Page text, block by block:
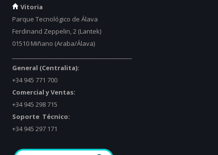
Vitoria
Parque Tecnológico de Álava
Ferdinand Zeppelin, 2 (Lantek)
01510 Miñano (Araba/Álava)
General (Centralita):
+34 945 771 700
Comercial y Ventas:
+34 945 298 715
Soporte Técnico:
+34 945 297 171